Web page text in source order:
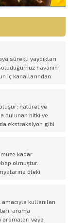
sürekli yaydıkları
havanın
iç kanallarından
natürel ve
bulunan bitki ve
ekstraksiyon gibi
ve sentetik
kadar
olmuştur.
öteki
aromatik
İmparatorluğu
kullanılan
aroma
aromaları veya